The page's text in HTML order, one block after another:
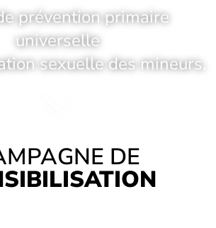
prévention primaire
universelle
sexuelle des mineurs.
DE